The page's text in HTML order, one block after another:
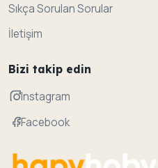
Sıkça Sorulan Sorular
İletişim
Bizi takip edin
Instagram
Facebook